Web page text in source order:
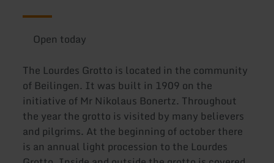
Open today
The Lourdes Grotto is located in the community
of Beilingen. It was built in 1909 on the
initiative of Mr Nikolaus Bonertz. Throughout
the year the grotto is visited by many believers
and pilgrims. At the beginning of october there
is an annual light procession to the Lourdes